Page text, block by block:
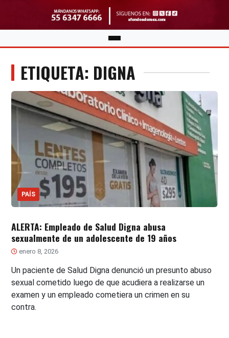
ETIQUETA: DIGNA
PAÍS
ALERTA: Empleado de Salud Digna abusa
sexualmente de un adolescente de 19 años
enero 8, 2026
Un paciente de Salud Digna denunció un presunto abuso
sexual cometido luego de que acudiera a realizarse un
examen y un empleado cometiera un crimen en su
contra.